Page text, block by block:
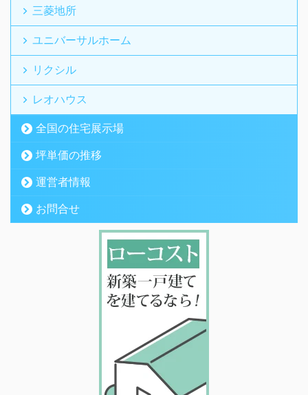
三菱地所
ユニバーサルホーム
リクシル
レオハウス
全国の住宅展示場
坪単価の推移
運営者情報
お問合せ